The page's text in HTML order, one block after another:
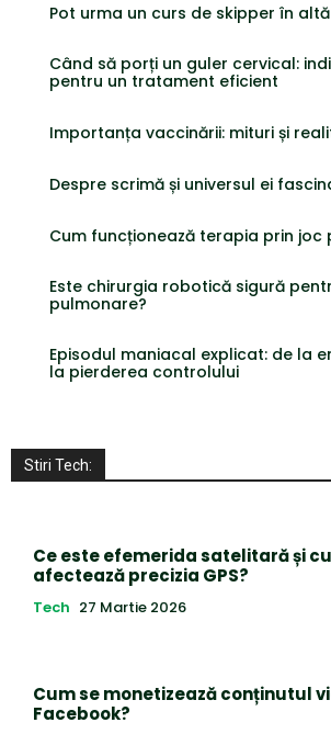
Pot urma un curs de skipper în
Când să porți un guler cervical:
pentru un tratament eficient
Importanța vaccinării: mituri și
Despre scrimă și universul ei
Cum funcționează terapia prin joc
Este chirurgia robotică sigură
pulmonare?
Episodul maniacal explicat: de la
la pierderea controlului
Stiri Tech:
Ce este efemerida satelitară și
afectează precizia GPS?
Tech 27 Martie 2026
Cum se monetizează conținutul
Facebook?